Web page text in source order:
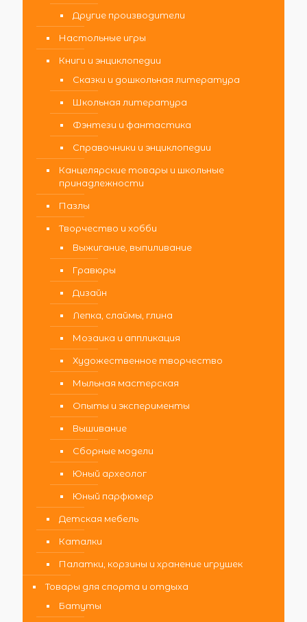
Другие производители
Настольные игры
Книги и энциклопедии
Сказки и дошкольная литература
Школьная литература
Фэнтези и фантастика
Справочники и энциклопедии
Канцелярские товары и школьные
принадлежности
Пазлы
Творчество и хобби
Выжигание, выпиливание
Гравюры
Дизайн
Лепка, слаймы, глина
Мозаика и аппликация
Художественное творчество
Мыльная мастерская
Опыты и эксперименты
Вышивание
Сборные модели
Юный археолог
Юный парфюмер
Детская мебель
Каталки
Палатки, корзины и хранение игрушек
Товары для спорта и отдыха
Батуты